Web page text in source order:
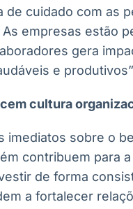
de cuidado com as
As empresas estão
gera
e
cultura
imediatos sobre o
contribuem para
de forma
a fortalecer